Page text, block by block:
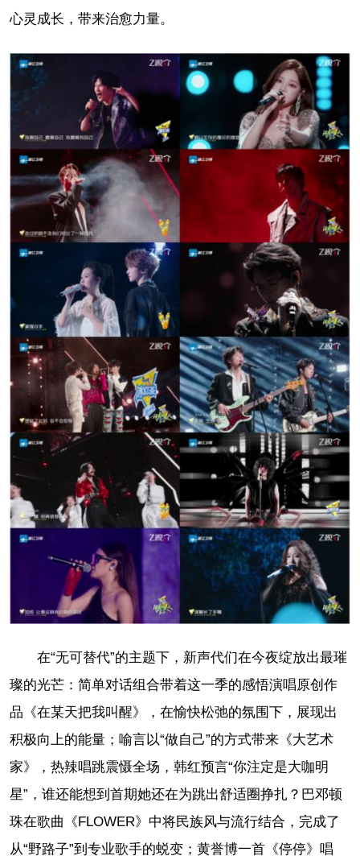
心灵成长，带来治愈力量。
在“无可替代”的主题下，新声代们在今夜绽放出最璀
璨的光芒：简单对话组合带着这一季的感悟演唱原创作
品《在某天把我叫醒》，在愉快松弛的氛围下，展现出
积极向上的能量；喻言以“做自己”的方式带来《大艺术
家》，热辣唱跳震慑全场，韩红预言“你注定是大咖明
星”，谁还能想到首期她还在为跳出舒适圈挣扎？巴邓顿
珠在歌曲《FLOWER》中将民族风与流行结合，完成了
从“野路子”到专业歌手的蜕变；黄誉博一首《停停》唱